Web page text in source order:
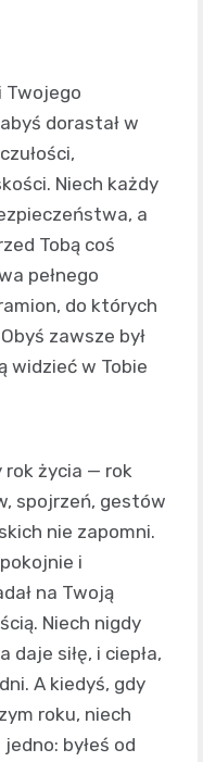
Twojego
dorastał w
Niech każdy
a
Tobą coś
pełnego
do których
zawsze był
widzieć w Tobie
rok życia — rok
spojrzeń, gestów
nie zapomni.
i
na Twoją
Niech nigdy
daje siłę, i ciepła,
A kiedyś, gdy
roku, niech
byłeś od